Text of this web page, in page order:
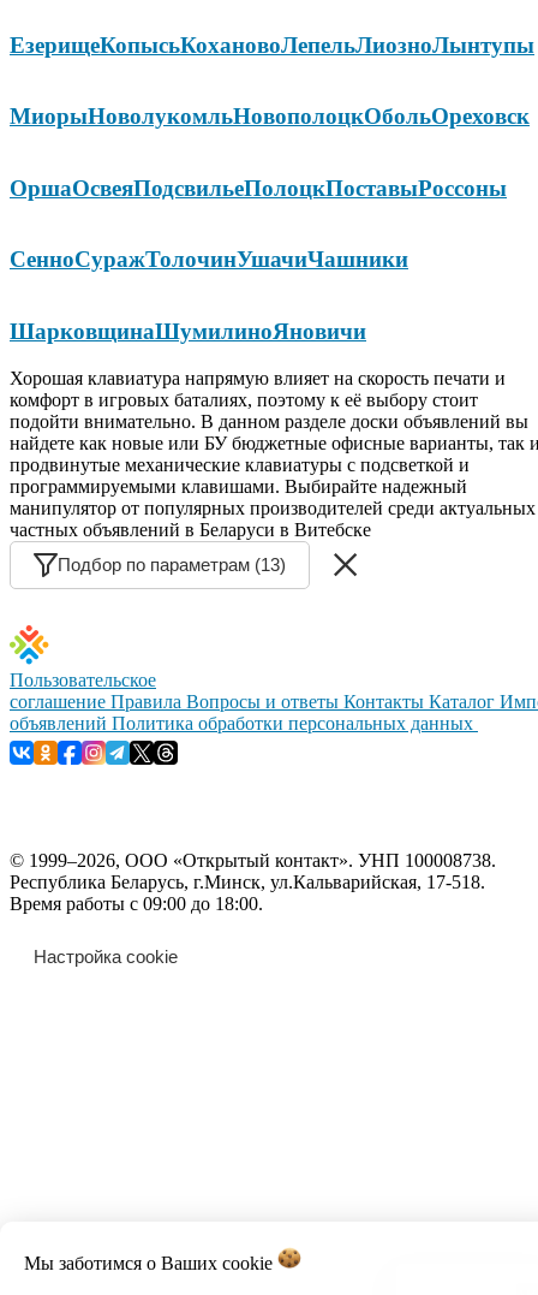
ЕзерищеКопысьКохановоЛепельЛиозноЛынтупы
МиорыНоволукомльНовополоцкОбольОреховск
ОршаОсвеяПодсвильеПолоцкПоставыРоссоны
СенноСуражТолочинУшачиЧашники
ШарковщинаШумилиноЯновичи
Хорошая клавиатура напрямую влияет на скорость печати и
комфорт в игровых баталиях, поэтому к её выбору стоит
подойти внимательно. В данном разделе доски объявлений вы
найдете как новые или БУ бюджетные офисные варианты, так
продвинутые механические клавиатуры с подсветкой и
программируемыми клавишами. Выбирайте надежный
манипулятор от популярных производителей среди актуальных
частных объявлений в Беларуси в Витебске
Подбор по параметрам (13)
Мы заботимся о Ваших cookie
Пользовательское
соглашение Правила Вопросы и ответы Контакты Каталог
объявлений Политика обработки персональных данных
© 1999–2026, ООО «Открытый контакт». УНП 100008738.
Республика Беларусь, г.Минск, ул.Кальварийская, 17-518.
Время работы с 09:00 до 18:00.
Настройка cookie